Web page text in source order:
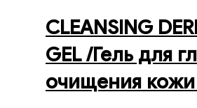
CLEANSING
GEL /Гель для
очищения